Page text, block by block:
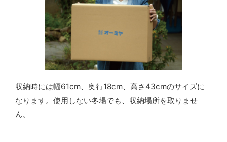
収納時には幅61cm、奥行18cm、高さ43cmのサイズに
なります。使用しない冬場でも、収納場所を取りませ
ん。